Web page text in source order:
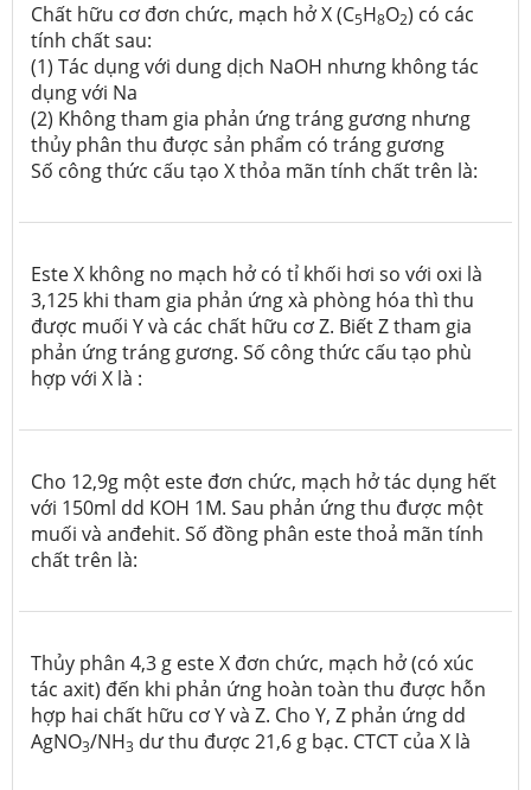
Chất hữu cơ đơn chức, mạch hở X (C5H8O2) có các
tính chất sau:
(1) Tác dụng với dung dịch NaOH nhưng không tác
dụng với Na
(2) Không tham gia phản ứng tráng gương nhưng
thủy phân thu được sản phẩm có tráng gương
Số công thức cấu tạo X thỏa mãn tính chất trên là:
Este X không no mạch hở có tỉ khối hơi so với oxi là
3,125 khi tham gia phản ứng xà phòng hóa thì thu
được muối Y và các chất hữu cơ Z. Biết Z tham gia
phản ứng tráng gương. Số công thức cấu tạo phù
hợp với X là :
Cho 12,9g một este đơn chức, mạch hở tác dụng hết
với 150ml dd KOH 1M. Sau phản ứng thu được một
muối và anđehit. Số đồng phân este thoả mãn tính
chất trên là:
Thủy phân 4,3 g este X đơn chức, mạch hở (có xúc
tác axit) đến khi phản ứng hoàn toàn thu được hỗn
hợp hai chất hữu cơ Y và Z. Cho Y, Z phản ứng dd
AgNO3/NH3 dư thu được 21,6 g bạc. CTCT của X là